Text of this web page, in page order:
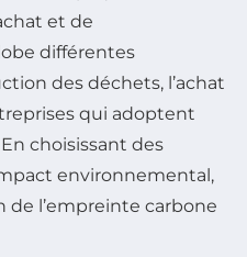
et de
différentes
des déchets, l’achat
qui adoptent
choisissant des
environnemental,
de l’empreinte carbone